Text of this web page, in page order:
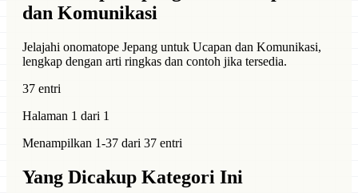
dan Komunikasi
Jelajahi onomatope Jepang untuk Ucapan dan Komunikasi,
lengkap dengan arti ringkas dan contoh jika tersedia.
37 entri
Halaman 1 dari 1
Menampilkan 1-37 dari 37 entri
Yang Dicakup Kategori Ini